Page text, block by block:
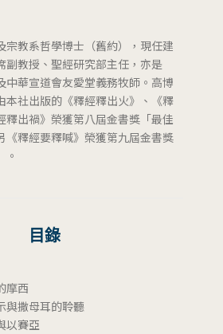
宗教系哲學博士（舊約），現任建
副教授、聖經研究部主任，亦是
中華宣道會友愛堂義務牧師。高博
本社出版的《釋經釋出火》、《釋
釋出禍》榮獲第八屆金書獎「最佳
《釋經要釋喊》榮獲第九屆金書獎
。
目錄
摩西
與撒母耳的聆聽
以賽亞